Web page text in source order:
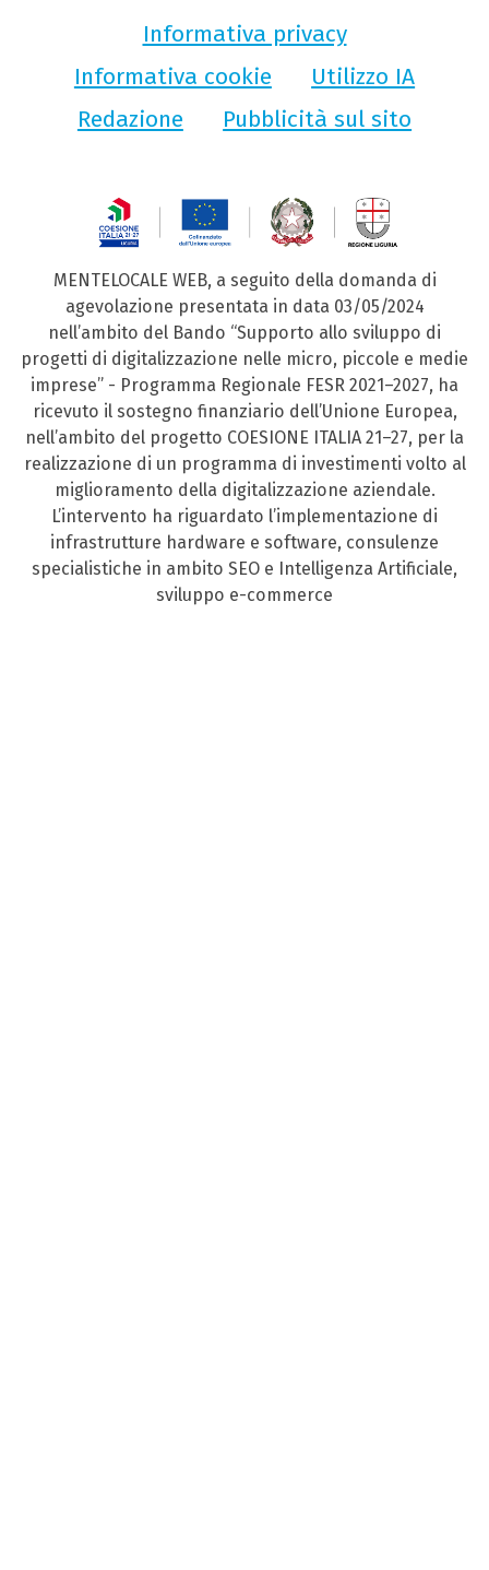
Informativa privacy
Informativa cookie
Utilizzo IA
Redazione
Pubblicità sul sito
MENTELOCALE WEB, a seguito della domanda di
agevolazione presentata in data 03/05/2024
nell’ambito del Bando “Supporto allo sviluppo di
progetti di digitalizzazione nelle micro, piccole e medie
imprese” - Programma Regionale FESR 2021–2027, ha
ricevuto il sostegno finanziario dell’Unione Europea,
nell’ambito del progetto COESIONE ITALIA 21–27, per la
realizzazione di un programma di investimenti volto al
miglioramento della digitalizzazione aziendale.
L’intervento ha riguardato l’implementazione di
infrastrutture hardware e software, consulenze
specialistiche in ambito SEO e Intelligenza Artificiale,
sviluppo e-commerce